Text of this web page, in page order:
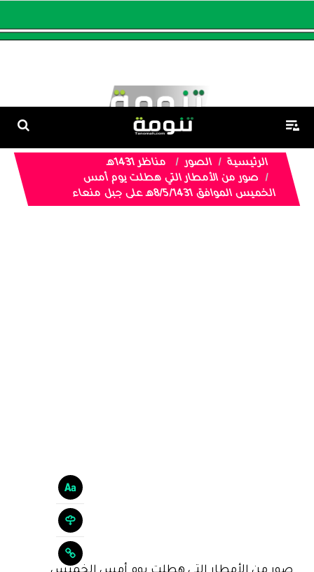
الرئيسية الصور
مناظر 1431هـ
صور من الأمطار التي هطلت يوم أمس
الخميس الموافق 8/5/1431هـ على جبل منعاء